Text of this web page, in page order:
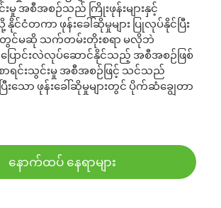
မှု အစီအစဉ်သည် ကြိုးဖုန်းများနှင့်
နိုင်ငံတကာ ဖုန်းခေါ်ဆိုမှုများ ပြုလုပ်နိုင်ပြီး
င်မဆို သက်တမ်းတိုးစရာ မလိုဘဲ
ောင်းလဲလုပ်ဆောင်နိုင်သည့် အစီအစဉ်ဖြစ်
ာရင်းသွင်းမှု အစီအစဉ်ဖြင့် သင်သည်
းသော ဖုန်းခေါ်ဆိုမှုများတွင် ပိုက်ဆံချွေတာ
နောက်ထပ် နေရာများ